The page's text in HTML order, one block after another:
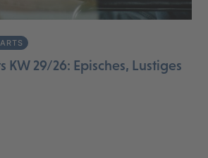
KW 29/26: Episches, Lustiges